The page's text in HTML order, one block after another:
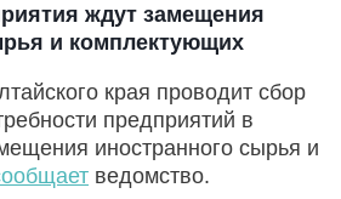
ждут замещения
и комплектующих
края проводит сбор
предприятий в
иностранного сырья и
ведомство.